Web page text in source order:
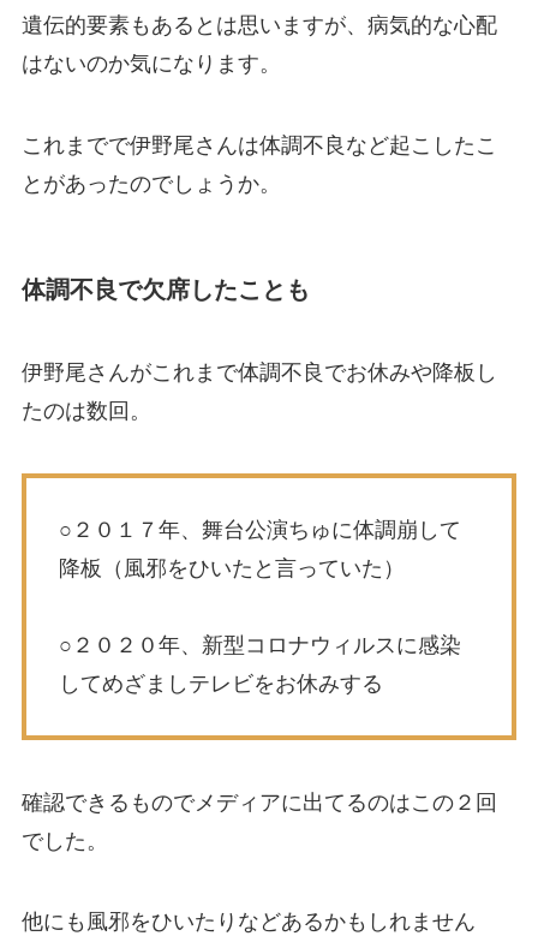
遺伝的要素もあるとは思いますが、病気的な心配
はないのか気になります。
これまでで伊野尾さんは体調不良など起こしたこ
とがあったのでしょうか。
体調不良で欠席したことも
伊野尾さんがこれまで体調不良でお休みや降板し
たのは数回。
○２０１７年、舞台公演ちゅに体調崩して
降板（風邪をひいたと言っていた）
○２０２０年、新型コロナウィルスに感染
してめざましテレビをお休みする
確認できるものでメディアに出てるのはこの２回
でした。
他にも風邪をひいたりなどあるかもしれません